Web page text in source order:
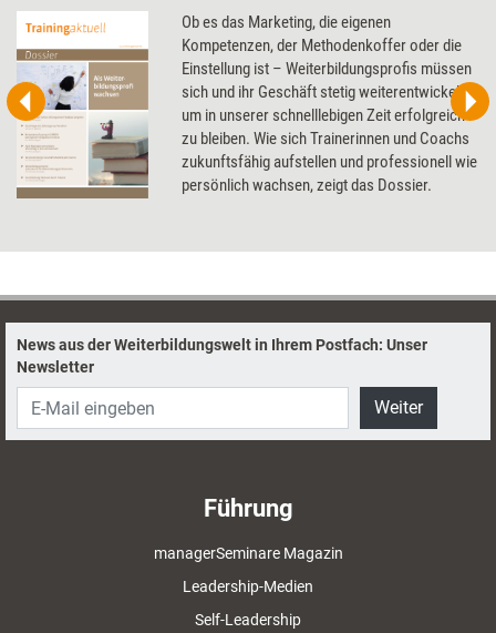
Ob es das Marketing, die eigenen
Kompetenzen, der Methodenkoffer oder die
Einstellung ist – Weiterbildungsprofis müssen
sich und ihr Geschäft stetig weiterentwickeln,
um in unserer schnelllebigen Zeit erfolgreich
zu bleiben. Wie sich Trainerinnen und Coachs
zukunftsfähig aufstellen und professionell wie
persönlich wachsen, zeigt das Dossier.
News aus der Weiterbildungswelt in Ihrem Postfach: Unser
Newsletter
Weiter
Führung
managerSeminare Magazin
Leadership-Medien
Self-Leadership